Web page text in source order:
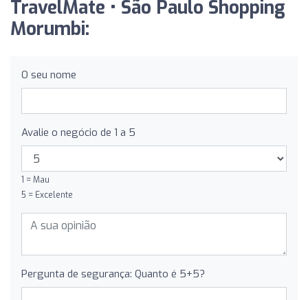
TravelMate • São Paulo Shopping
Morumbi:
O seu nome
Avalie o negócio de 1 a 5
1 = Mau
5 = Excelente
Pergunta de segurança: Quanto é 5+5?